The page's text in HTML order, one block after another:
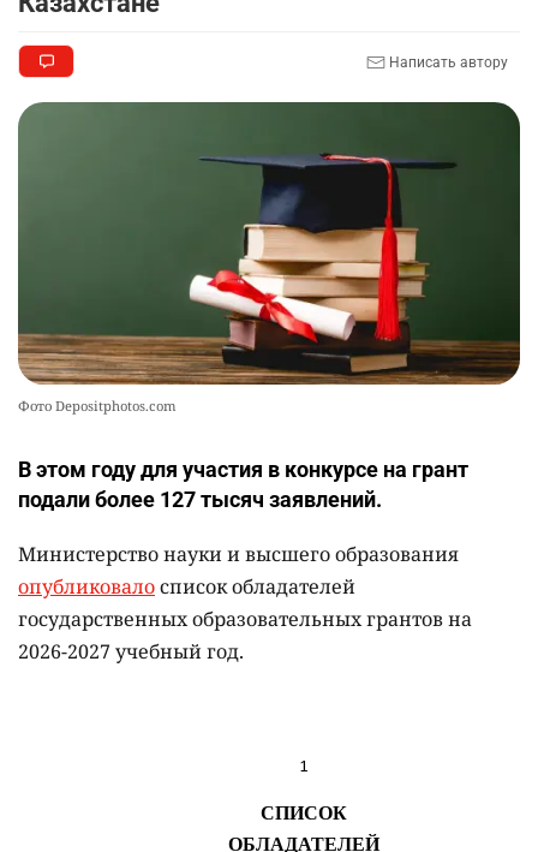
2720
9
🦻 Казахстанцы смогут получать слуховые
💻 В школах Казахстана изменили название и
содержание некоторых предметов
19
Написать автору
Фото Depositphotos.com
В этом году для участия в конкурсе на грант
подали более 127 тысяч заявлений.
Министерство науки и высшего образования
опубликовалосписок обладателей
государственных образовательных грантов на
2026-2027 учебный год.